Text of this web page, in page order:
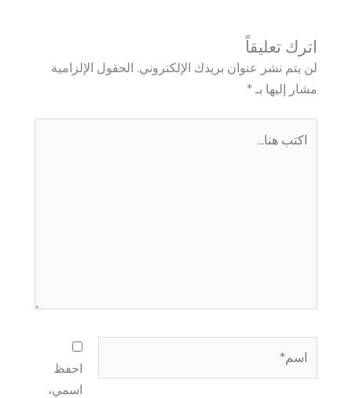
اترك تعليقاً
لن يتم نشر عنوان بريدك الإلكتروني. الحقول الإلزامية
مشار إليها بـ *
هنا...
احفظ
اسمي،